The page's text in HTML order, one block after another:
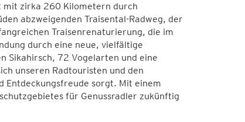
mit zirka 260 Kilometern durch
abzweigenden Traisental-Radweg, der
Traisenrenaturierung, die im
durch eine neue, vielfältige
Sikahirsch, 72 Vogelarten und eine
unseren Radtouristen und den
Entdeckungsfreude sorgt. Mit einem
für Genussradler zukünftig